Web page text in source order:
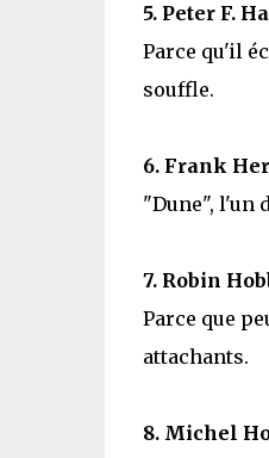
5. Peter F.
Parce qu'il
souffle.
6. Frank
"Dune", l'un
7. Robin
Parce que
attachants.
8. Michel